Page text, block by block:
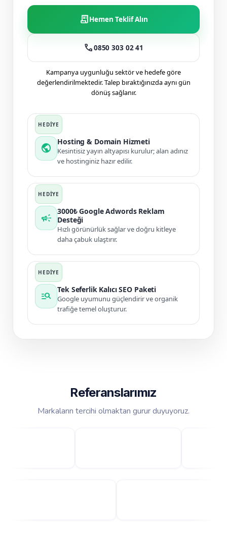
receipt_longHemen Teklif Alın
call0850 303 02 41
Kampanya uygunluğu sektör ve hedefe göre
değerlendirilmektedir. Talep bıraktığınızda aynı gün
dönüş sağlanır.
public
Hosting & Domain Hizmeti
Kesintisiz yayın altyapısı kurulur; alan adınız
ve hostinginiz hazır edilir.
campaign
3000₺ Google Adwords Reklam
Desteği
Hızlı görünürlük sağlar ve doğru kitleye
daha çabuk ulaştırır.
manage_search
Tek Seferlik Kalıcı SEO Paketi
Google uyumunu güçlendirir ve organik
trafiğe temel oluşturur.
Referanslarımız
Markaların tercihi olmaktan gurur duyuyoruz.